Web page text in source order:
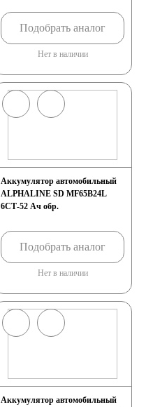
Подобрать аналог
Нет в наличии
Аккумулятор автомобильный
ALPHALINE SD MF65B24L
6СТ-52 Ач обр.
Подобрать аналог
Нет в наличии
Аккумулятор автомобильный